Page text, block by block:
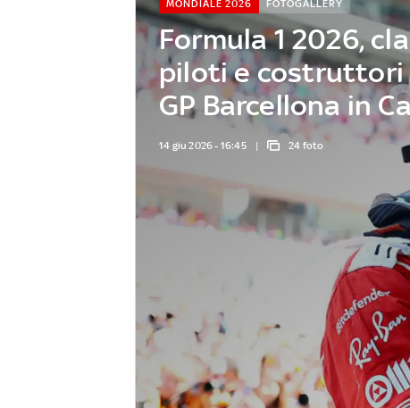
Formula 1 2026,
piloti e costruttori
GP Barcellona in
MONDIALE 2026 FOTOGALLERY
14 giu 2026 - 16:45 24 foto